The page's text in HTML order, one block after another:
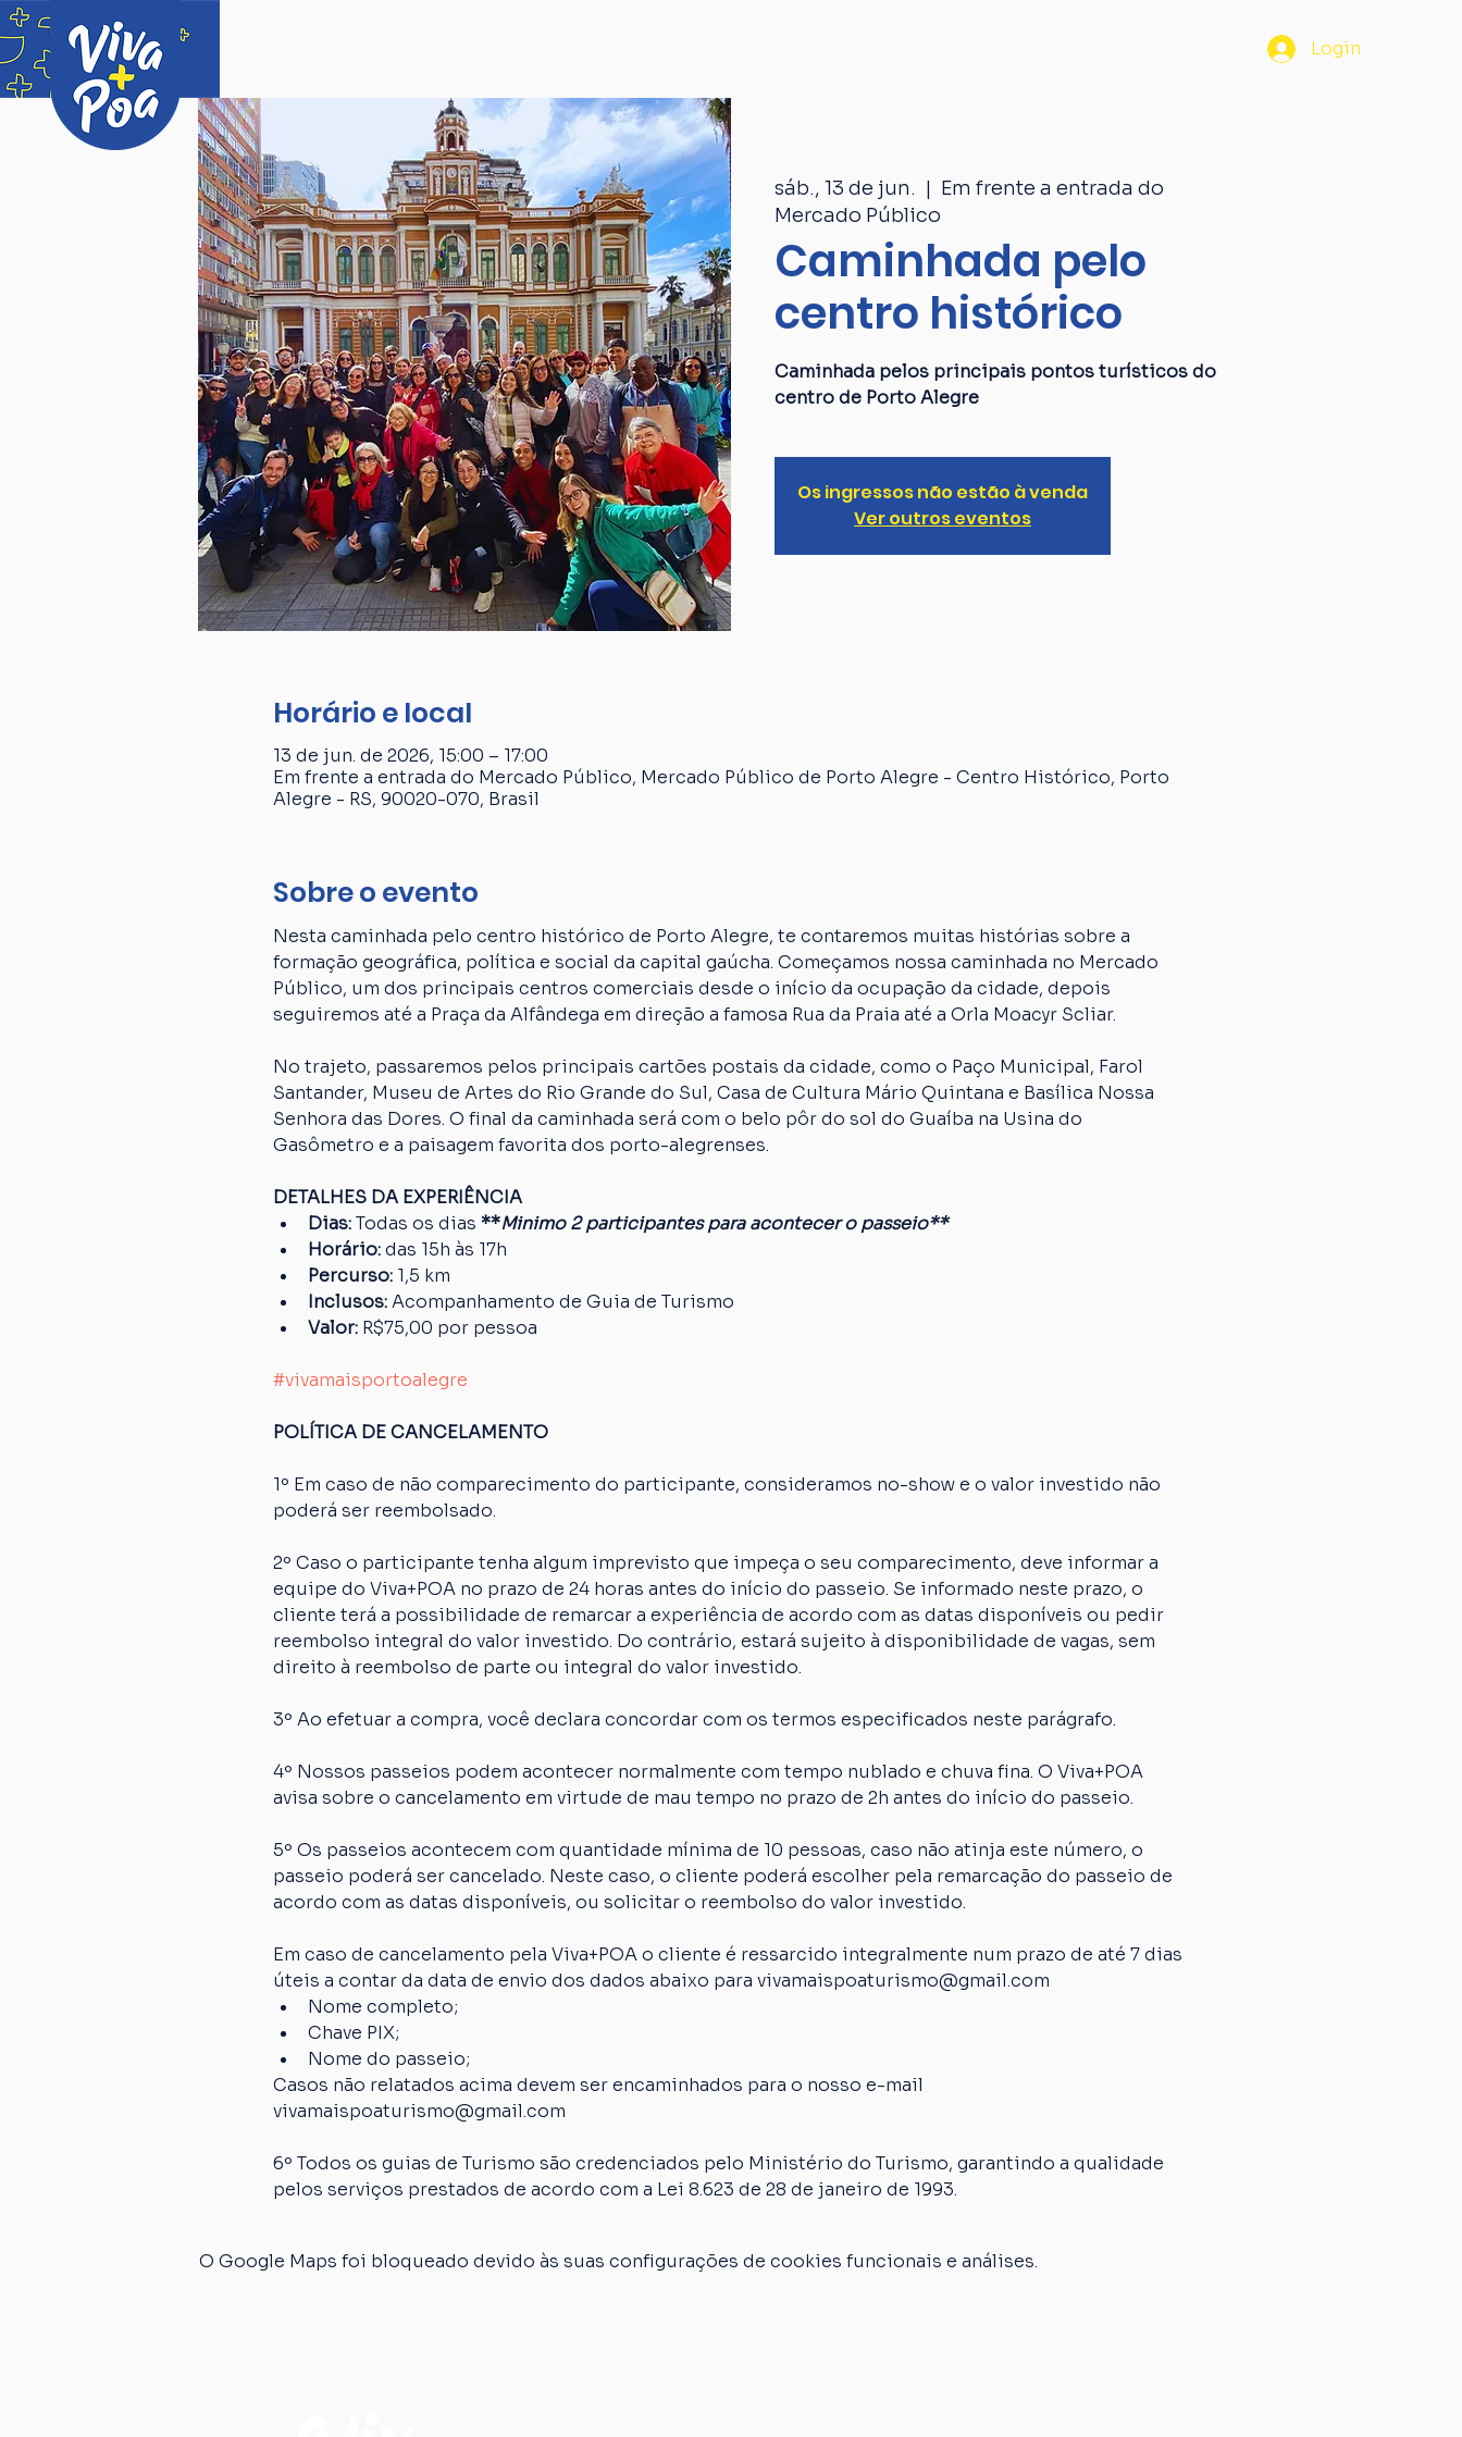
Login
sáb., 13 de jun.
  |
Em frente a entrada do
Mercado Público
Caminhada pelo
centro histórico
Caminhada pelos principais pontos turísticos do
centro de Porto Alegre
Os ingressos não estão à venda
Ver outros eventos
Horário e local
13 de jun. de 2026, 15:00 – 17:00
Em frente a entrada do Mercado Público, Mercado Público de Porto Alegre - Centro Histórico, Porto
Alegre - RS, 90020-070, Brasil
Sobre o evento
Nesta caminhada pelo centro histórico de Porto Alegre, te contaremos muitas histórias sobre a
formação geográfica, política e social da capital gaúcha. Começamos nossa caminhada no Mercado
Público, um dos principais centros comerciais desde o início da ocupação da cidade, depois
seguiremos até a Praça da Alfândega em direção a famosa Rua da Praia até a Orla Moacyr Scliar.
No trajeto, passaremos pelos principais cartões postais da cidade, como o Paço Municipal, Farol
Santander, Museu de Artes do Rio Grande do Sul, Casa de Cultura Mário Quintana e Basílica Nossa
Senhora das Dores. O final da caminhada será com o belo pôr do sol do Guaíba na Usina do
Gasômetro e a paisagem favorita dos porto-alegrenses.
DETALHES DA EXPERIÊNCIA
Dias: Todas os dias **Minimo 2 participantes para acontecer o passeio**
Horário: das 15h às 17h
Percurso: 1,5 km
Inclusos: Acompanhamento de Guia de Turismo
Valor: R$75,00 por pessoa
#vivamaisportoalegre
POLÍTICA DE CANCELAMENTO
1º Em caso de não comparecimento do participante, consideramos no-show e o valor investido não
poderá ser reembolsado.
2º Caso o participante tenha algum imprevisto que impeça o seu comparecimento, deve informar a
equipe do Viva+POA no prazo de 24 horas antes do início do passeio. Se informado neste prazo, o
cliente terá a possibilidade de remarcar a experiência de acordo com as datas disponíveis ou pedir
reembolso integral do valor investido. Do contrário, estará sujeito à disponibilidade de vagas, sem
direito à reembolso de parte ou integral do valor investido.
3º Ao efetuar a compra, você declara concordar com os termos especificados neste parágrafo.
4º Nossos passeios podem acontecer normalmente com tempo nublado e chuva fina. O Viva+POA
avisa sobre o cancelamento em virtude de mau tempo no prazo de 2h antes do início do passeio.
5º Os passeios acontecem com quantidade mínima de 10 pessoas, caso não atinja este número, o
passeio poderá ser cancelado. Neste caso, o cliente poderá escolher pela remarcação do passeio de
acordo com as datas disponíveis, ou solicitar o reembolso do valor investido.
Em caso de cancelamento pela Viva+POA o cliente é ressarcido integralmente num prazo de até 7 dias
úteis a contar da data de envio dos dados abaixo para vivamaispoaturismo@gmail.com
Nome completo;
Chave PIX;
Nome do passeio;
Casos não relatados acima devem ser encaminhados para o nosso e-mail
vivamaispoaturismo@gmail.com
6º Todos os guias de Turismo são credenciados pelo Ministério do Turismo, garantindo a qualidade
pelos serviços prestados de acordo com a Lei 8.623 de 28 de janeiro de 1993.
O Google Maps foi bloqueado devido às suas configurações de cookies funcionais e análises.